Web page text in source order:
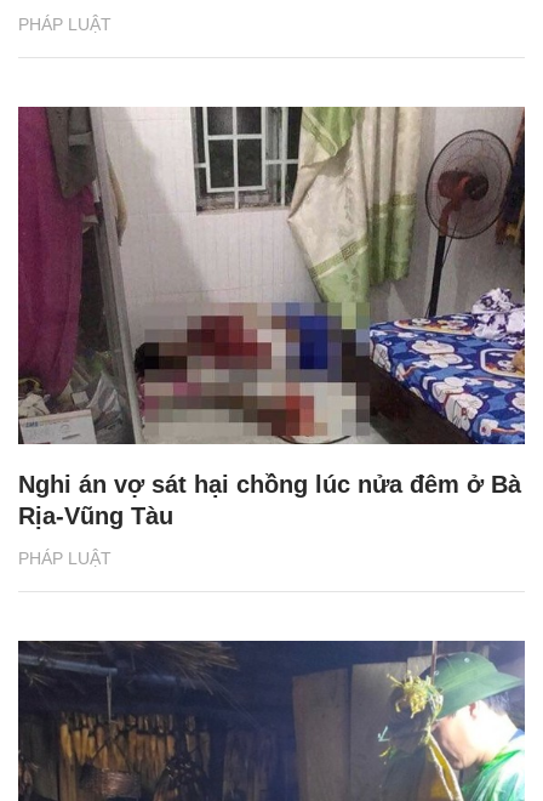
PHÁP LUẬT
PHÁP LUẬT
Nghi án vợ sát hại chồng lúc nửa đêm ở Bà
Rịa-Vũng Tàu